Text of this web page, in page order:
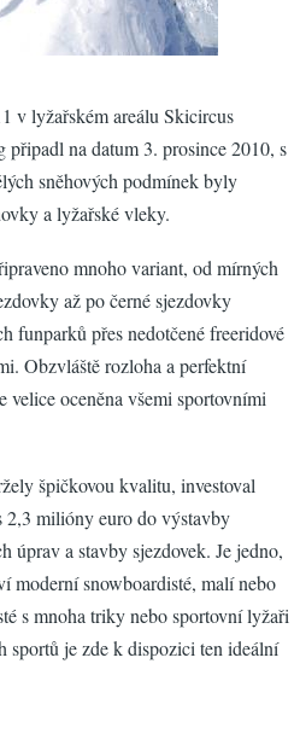
v lyžařském areálu Skicircus
na datum 3. prosince 2010, s
sněhových podmínek byly
a lyžařské vleky.
mnoho variant, od mírných
až po černé sjezdovky
funparků přes nedotčené freeridové
Obzvláště rozloha a perfektní
velice oceněna všemi sportovními
špičkovou kvalitu, investoval
2,3 milióny euro do výstavby
úprav a stavby sjezdovek. Je jedno,
moderní snowboardisté, malí nebo
s mnoha triky nebo sportovní lyžaři
sportů je zde k dispozici ten ideální